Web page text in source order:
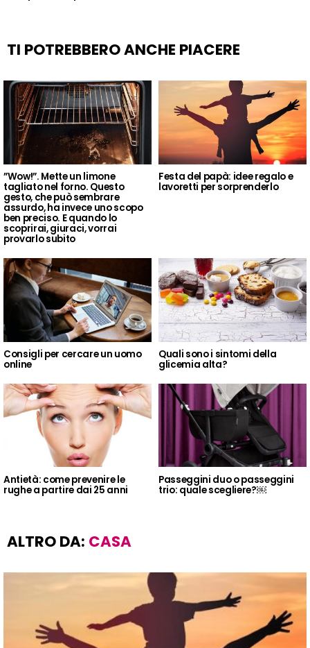
TI POTREBBERO ANCHE PIACERE
”Wow!”. Mette un limone
tagliato nel forno. Questo
gesto, che può sembrare
assurdo, ha invece uno scopo
ben preciso. E quando lo
scoprirai, giuraci, vorrai
provarlo subito
Festa del papà: idee regalo e
lavoretti per sorprenderlo
Consigli per cercare un uomo
online
Quali sono i sintomi della
glicemia alta?
Antietà: come prevenire le
rughe a partire dai 25 anni
Passeggini duo o passeggini
trio: quale scegliere?￼
ALTRO DA: CASA